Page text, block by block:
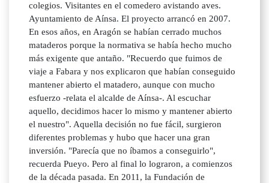
colegios. Visitantes en el comedero avistando aves.
Ayuntamiento de Aínsa. El proyecto arrancó en 2007.
En esos años, en Aragón se habían cerrado muchos
mataderos porque la normativa se había hecho mucho
más exigente que antaño. "Recuerdo que fuimos de
viaje a Fabara y nos explicaron que habían conseguido
mantener abierto el matadero, aunque con mucho
esfuerzo -relata el alcalde de Aínsa-. Al escuchar
aquello, decidimos hacer lo mismo y mantener abierto
el nuestro". Aquella decisión no fue fácil, surgieron
diferentes problemas y hubo que hacer una gran
inversión. "Parecía que no íbamos a conseguirlo",
recuerda Pueyo. Pero al final lo lograron, a comienzos
de la década pasada. En 2011, la Fundación de